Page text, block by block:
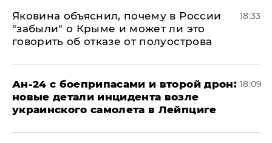
Яковина объяснил, почему в России
"забыли" о Крыме и может ли это
говорить об отказе от полуострова
18:33
Ан-24 с боеприпасами и второй дрон:
новые детали инцидента возле
украинского самолета в Лейпциге
18:09